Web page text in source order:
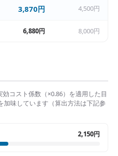
3,870円 4,500円
6,880円 8,000円
効コスト係数（×0.86）を適用した目
加味しています（算出方法は下記参
2,150円